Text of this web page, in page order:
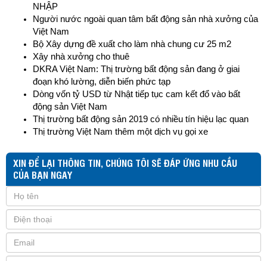
NHẬP
Người nước ngoài quan tâm bất động sản nhà xưởng của
Việt Nam
Bộ Xây dựng đề xuất cho làm nhà chung cư 25 m2
Xây nhà xưởng cho thuê
DKRA Việt Nam: Thị trường bất động sản đang ở giai
đoạn khó lường, diễn biến phức tạp
Dòng vốn tỷ USD từ Nhật tiếp tục cam kết đổ vào bất
động sản Việt Nam
Thị trường bất động sản 2019 có nhiều tín hiệu lạc quan
Thị trường Việt Nam thêm một dịch vụ gọi xe
XIN ĐỂ LẠI THÔNG TIN, CHÚNG TÔI SẼ ĐÁP ỨNG NHU CẦU
CỦA BẠN NGAY